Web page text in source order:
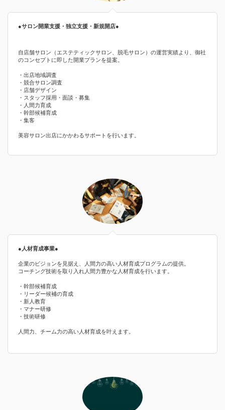
●サロン開業支援・独立支援・新規開店●
自店舗サロン（エステティックサロン、脱毛サロン）の運営実績より、御社
のコンセプトに即した開業プランを提案。
・出店地域調査
・競合サロン調査
・店舗デザイン
・スタッフ採用・面談・募集
・人間力育成
・幹部候補育成
・集客
美容サロン出店にかかわるサポートを行います。
●人材育成事業●
企業のビジョンを見据え、人間力の高い人材育成プログラムの提供。
コーチング技術を取り入れ人間力豊かな人材育成を行います。
・幹部候補育成
・リーダー候補の育成
・新人教育
・マナー研修
・技術研修
人間力、チーム力の高い人材育成を叶えます。